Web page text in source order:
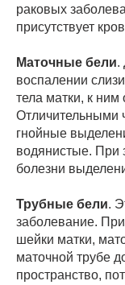
раковых
присутствует
Маточные бели.
воспалении
тела матки, к ним
Отличительными
гнойные
водянистые. При
болезни
Трубные бели.
заболевание.
шейки матки,
маточной трубе
пространство,